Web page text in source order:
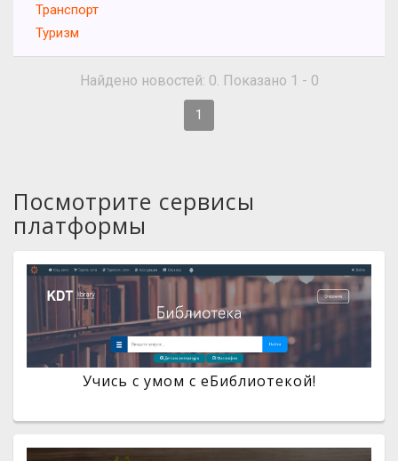
Транспорт
Туризм
Найдено новостей: 0. Показано 1 - 0
1
Посмотрите сервисы
платформы
Учись с умом с eБиблиотекой!